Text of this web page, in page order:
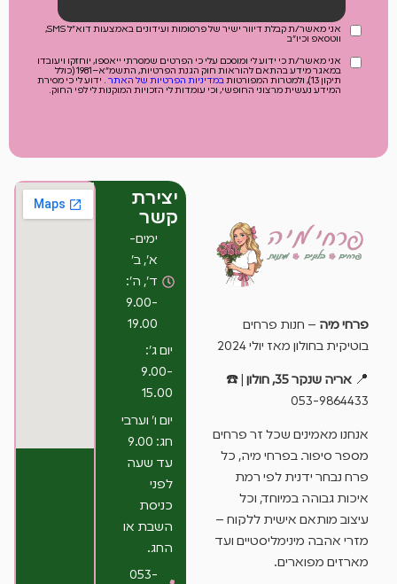
אני מאשר/ת קבלת דיוור ישיר של פרסומות ועידונים באמצעות דוא"ל SMS,
ווטסאפ וכיו"ב
אני מאשר/ת כי ידוע לי ומוסכם עלי כי הפרטים שמסרתי ייאספו, יוחזקו ויעובדו
במאגר מידע בהתאם להוראות חוק הגנת הפרטיות, התשמ"א–1981 (כולל
תיקון 13), ולמטרות המפורטות
במדיניות הפרטיות של האתר . ידוע לי כי מסירת
המידע נעשית מרצוני החופשי, וכי עומדות לי הזכויות המוקנות לי לפי החוק.
יצירת
קשר
ימים-
א’, ב’
ד’, ה’:
9.00-
19.00
יום ג’:
9.00-
15.00
יום ו’ וערבי
חג: 9.00
עד שעה
לפני
כניסת
השבת או
החג.
053-
פרחי מיה – חנות פרחים
בוטיקית בחולון מאז יולי 2024
📍 אריה שנקר 35, חולון
| ☎️
053-9864433
אנחנו מאמינים שכל זר פרחים
מספר סיפור. בפרחי מיה, כל
פרח נבחר ידנית לפי רמת
איכות גבוהה במיוחד, וכל
עיצוב מותאם אישית ללקוח –
מזרי אהבה מינימליסטיים ועד
מארזים מפוארים.